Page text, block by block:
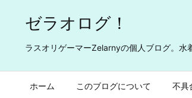
ゼラオログ！
ラスオリゲーマーZelarnyの個人ブログ。
ホーム このブログについて 不具